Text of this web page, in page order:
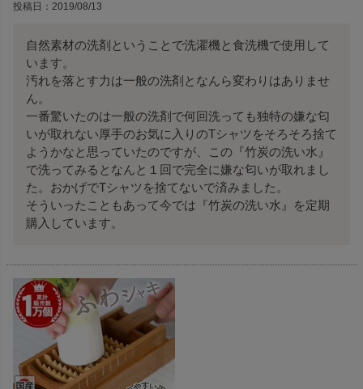
投稿日 2019/08/13
自然素材の洗剤ということで洗濯機と食洗機で使用して
います。
汚れを落とす力は一般の洗剤となんら変わりはありませ
ん。
一番驚いたのは一般の洗剤で何回洗っても独特の嫌な匂
いが取れない厚手のお気に入りのTシャツをそろそろ捨て
ようかなと思っていたのですが、この『竹炭の洗い水』
で洗ってみるとなんと１回で完全に嫌な匂いが取れまし
た。おかげでTシャツを捨てないで済みました。
そういったこともあって今では『竹炭の洗い水』を定期
購入しています。